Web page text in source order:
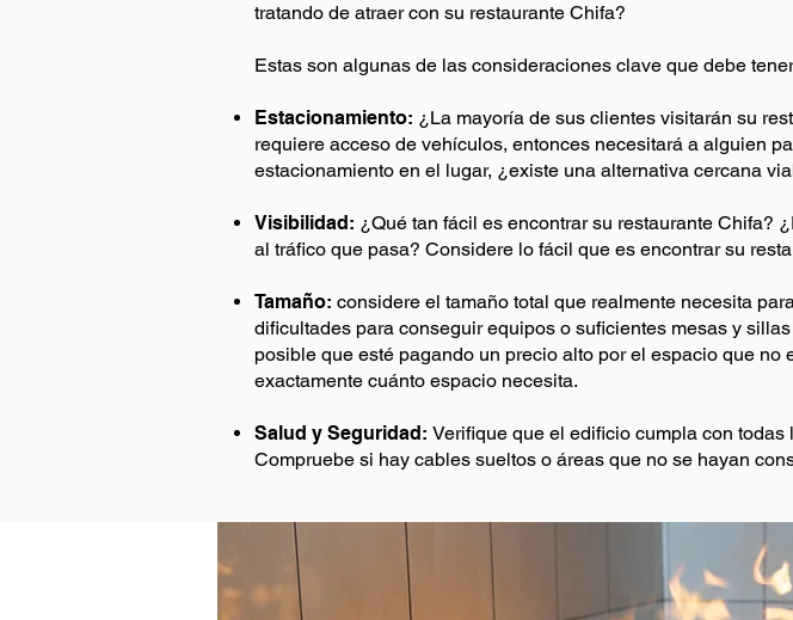
tratando de atraer con su restaurante Chifa?
Estas son algunas de las consideraciones clave que debe
Estacionamiento: ¿La mayoría de sus clientes visitarán su
requiere acceso de vehículos, entonces necesitará a alguien
estacionamiento en el lugar, ¿existe una alternativa cercana
Visibilidad: ¿Qué tan fácil es encontrar su restaurante Chifa?
al tráfico que pasa? Considere lo fácil que es encontrar su
Tamaño: considere el tamaño total que realmente necesita
dificultades para conseguir equipos o suficientes mesas y
posible que esté pagando un precio alto por el espacio que
exactamente cuánto espacio necesita.
Salud y Seguridad: Verifique que el edificio cumpla con
Compruebe si hay cables sueltos o áreas que no se hayan